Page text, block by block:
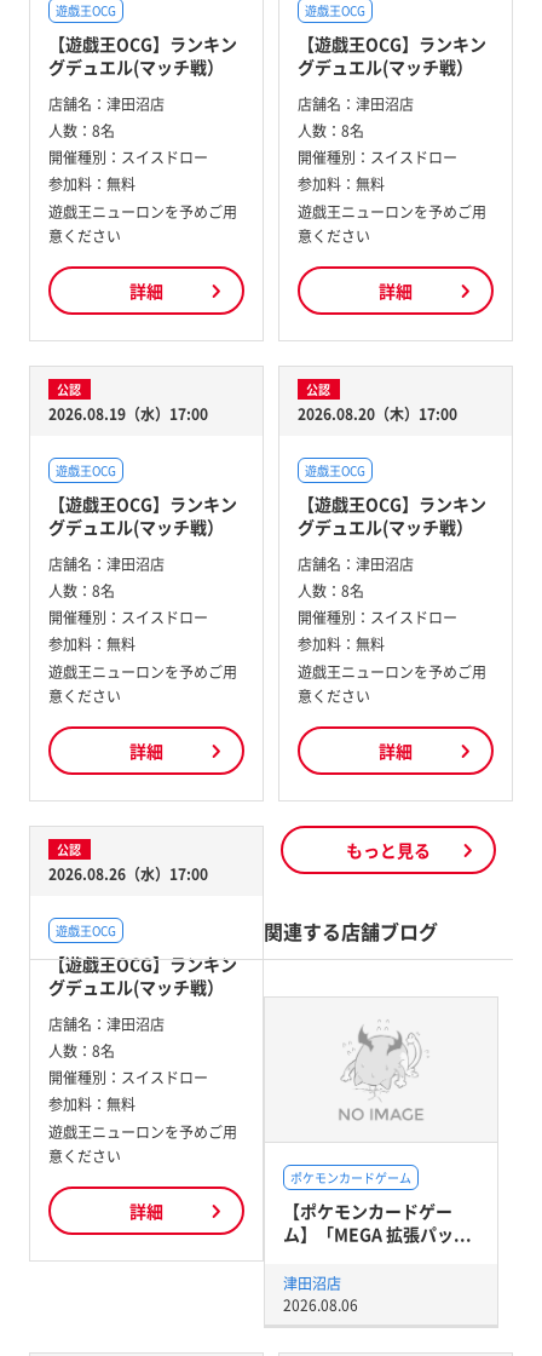
遊戯王OCG
【遊戯王OCG】ランキン
グデュエル(マッチ戦）
店舗名： 津田沼店
人数： 8名
開催種別： スイスドロー
参加料： 無料
遊戯王ニューロンを予めご用
意ください
詳細
遊戯王OCG
【遊戯王OCG】ランキン
グデュエル(マッチ戦）
店舗名： 津田沼店
人数： 8名
開催種別： スイスドロー
参加料： 無料
遊戯王ニューロンを予めご用
意ください
詳細
公認
2026.08.19（水）17:00
遊戯王OCG
【遊戯王OCG】ランキン
グデュエル(マッチ戦）
店舗名： 津田沼店
人数： 8名
開催種別： スイスドロー
参加料： 無料
遊戯王ニューロンを予めご用
意ください
詳細
公認
2026.08.20（木）17:00
遊戯王OCG
【遊戯王OCG】ランキン
グデュエル(マッチ戦）
店舗名： 津田沼店
人数： 8名
開催種別： スイスドロー
参加料： 無料
遊戯王ニューロンを予めご用
意ください
詳細
公認
2026.08.26（水）17:00
遊戯王OCG
【遊戯王OCG】ランキン
グデュエル(マッチ戦）
店舗名： 津田沼店
人数： 8名
開催種別： スイスドロー
参加料： 無料
遊戯王ニューロンを予めご用
意ください
詳細
もっと見る
関連する店舗ブログ
ポケモンカードゲーム
【ポケモンカードゲー
ム】「MEGA 拡張パッ...
津田沼店
2026.08.06